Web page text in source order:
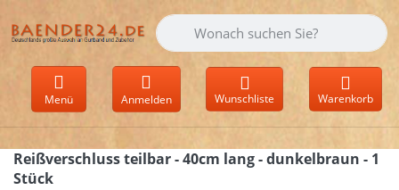
Geben Sie einen Suchbegriff ein.
Menü Anmelden Wunschliste Warenkorb
Reißverschluss teilbar - 40cm lang - dunkelbraun - 1
Stück